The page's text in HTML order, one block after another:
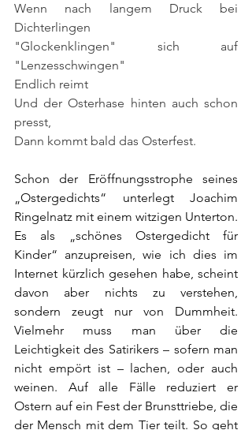
Wenn nach langem Druck bei
Dichterlingen
"Glockenklingen" sich auf
"Lenzesschwingen"
Endlich reimt
Und der Osterhase hinten auch schon
presst,
Dann kommt bald das Osterfest.
Schon der Eröffnungsstrophe seines
„Ostergedichts“ unterlegt Joachim
Ringelnatz mit einem witzigen Unterton.
Es als „schönes Ostergedicht für
Kinder“ anzupreisen, wie ich dies im
Internet kürzlich gesehen habe, scheint
davon aber nichts zu verstehen,
sondern zeugt nur von Dummheit.
Vielmehr muss man über die
Leichtigkeit des Satirikers – sofern man
nicht empört ist – lachen, oder auch
weinen. Auf alle Fälle reduziert er
Ostern auf ein Fest der Brunsttriebe, die
der Mensch mit dem Tier teilt. So geht